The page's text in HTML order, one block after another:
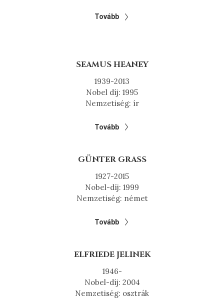
Tovább
SEAMUS HEANEY
1939-2013
Nobel díj: 1995
Nemzetiség: ír
Tovább
GÜNTER GRASS
1927-2015
Nobel-díj: 1999
Nemzetiség: német
Tovább
ELFRIEDE JELINEK
1946-
Nobel-díj: 2004
Nemzetiség: osztrák